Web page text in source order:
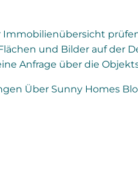
und Bilder auf der
Anfrage über die
Über Sunny Homes